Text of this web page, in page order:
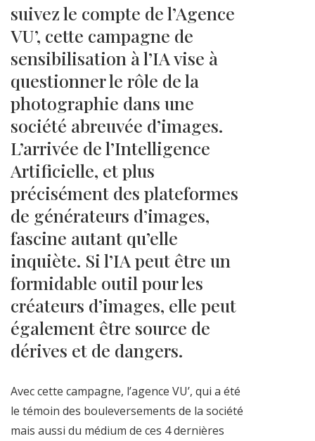
suivez le compte de l’Agence
VU’, cette campagne de
sensibilisation à l’IA vise à
questionner le rôle de la
photographie dans une
société abreuvée d’images.
L’arrivée de l’Intelligence
Artificielle, et plus
précisément des plateformes
de générateurs d’images,
fascine autant qu’elle
inquiète. Si l’IA peut être un
formidable outil pour les
créateurs d’images, elle peut
également être source de
dérives et de dangers.
Avec cette campagne, l’agence VU’, qui a été
le témoin des bouleversements de la société
mais aussi du médium de ces 4 dernières